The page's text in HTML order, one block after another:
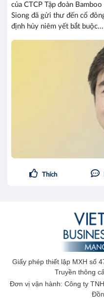
của CTCP Tập đoàn
Siong đã gửi thư đến cổ
định hủy niêm yết bắt buộc...
Thích
Giấy phép thiết lập MXH số
Truyền thông
Đơn vị vận hành: Công ty